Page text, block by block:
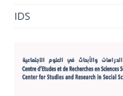
IDS